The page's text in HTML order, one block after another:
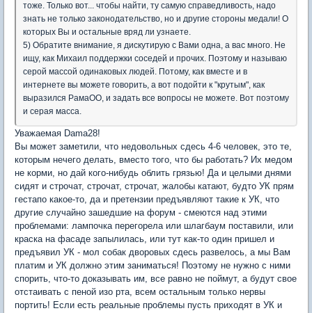
тоже. Только вот... чтобы найти, ту самую справедливость, надо
знать не только законодательство, но и другие стороны медали! О
которых Вы и остальные вряд ли узнаете.
5) Обратите внимание, я дискутирую с Вами одна, а вас много. Не
ищу, как Михаил поддержки соседей и прочих. Поэтому и называю
серой массой одинаковых людей. Потому, как вместе и в
интернете вы можете говорить, а вот подойти к "крутым", как
выразился РамаОО, и задать все вопросы не можете. Вот поэтому
и серая масса.
Уважаемая Dama28!
Вы может заметили, что недовольных сдесь 4-6 человек, это те,
которым нечего делать, вместо того, что бы работать? Их медом
не корми, но дай кого-нибудь облить грязью! Да и целыми днями
сидят и строчат, строчат, строчат, жалобы катают, будто УК прям
гестапо какое-то, да и претензии предъявляют такие к УК, что
другие случайно зашедшие на форум - смеются над этими
проблемами: лампочка перегорела или шлагбаум поставили, или
краска на фасаде запылилась, или тут как-то один пришел и
предъявил УК - мол собак дворовых сдесь развелось, а мы Вам
платим и УК должно этим заниматься! Поэтому не нужно с ними
спорить, что-то доказывать им, все равно не поймут, а будут свое
отстаивать с пеной изо рта, всем остальным только нервы
портить! Если есть реальные проблемы пусть приходят в УК и